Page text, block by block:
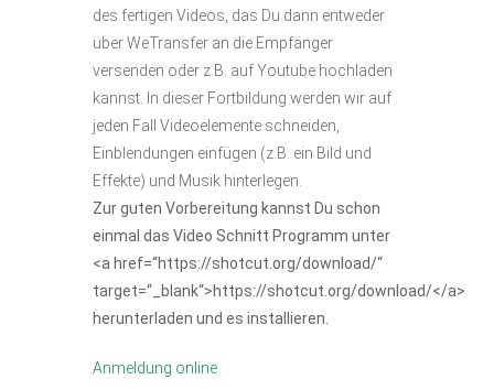
des fertigen Videos, das Du dann entweder
über WeTransfer an die Empfänger
versenden oder z.B. auf Youtube hochladen
kannst. In dieser Fortbildung werden wir auf
jeden Fall Videoelemente schneiden,
Einblendungen einfügen (z.B. ein Bild und
Effekte) und Musik hinterlegen.
Zur guten Vorbereitung kannst Du schon
einmal das Video Schnitt Programm unter
<a href=“https://shotcut.org/download/“
target=“_blank“>https://shotcut.org/download/</a>
herunterladen und es installieren.
Anmeldung online